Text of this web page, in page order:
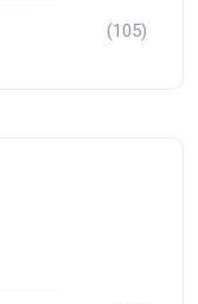
(105)